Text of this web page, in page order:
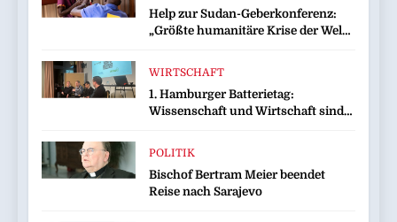
Help zur Sudan-Geberkonferenz:
„Größte humanitäre Krise der Welt
WIRTSCHAFT
1. Hamburger Batterietag:
Wissenschaft und Wirtschaft sind
POLITIK
Bischof Bertram Meier beendet
Reise nach Sarajevo